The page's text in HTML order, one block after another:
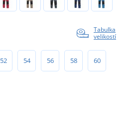
Tabulka
velikostí
52 54 56 58 60